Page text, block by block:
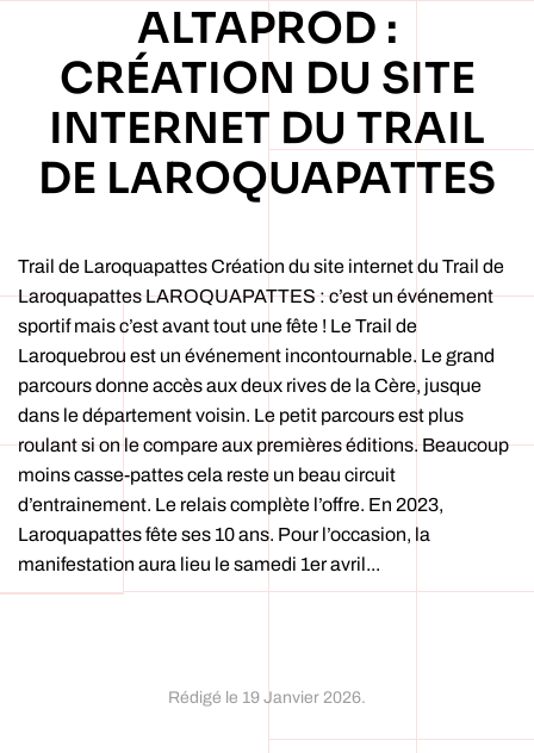
ALTAPROD :
CRÉATION DU SITE
INTERNET DU TRAIL
DE LAROQUAPATTES
Trail de Laroquapattes Création du site internet du Trail de
Laroquapattes LAROQUAPATTES : c’est un événement
sportif mais c’est avant tout une fête ! Le Trail de
Laroquebrou est un événement incontournable. Le grand
parcours donne accès aux deux rives de la Cère, jusque
dans le département voisin. Le petit parcours est plus
roulant si on le compare aux premières éditions. Beaucoup
moins casse-pattes cela reste un beau circuit
d’entrainement. Le relais complète l’offre. En 2023,
Laroquapattes fête ses 10 ans. Pour l’occasion, la
manifestation aura lieu le samedi 1er avril...
Rédigé le 19 Janvier 2026.